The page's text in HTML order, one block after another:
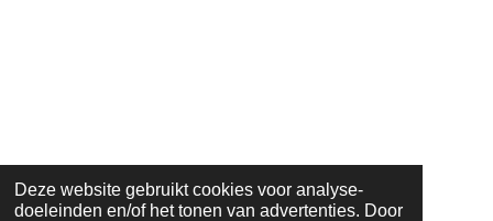
Deze website gebruikt cookies voor analyse-
doeleinden en/of het tonen van advertenties. Door